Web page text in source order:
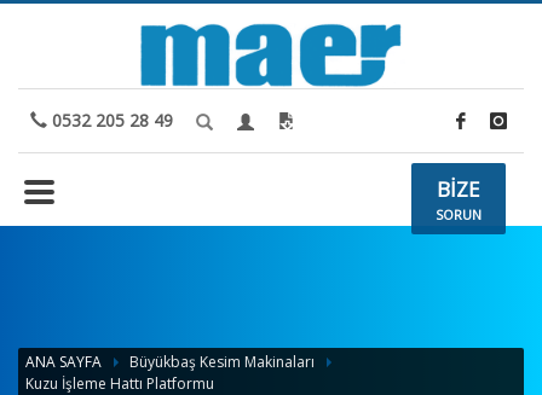
0532 205 28 49
BİZE
SORUN
ANA SAYFA
Büyükbaş Kesim Makinaları
Kuzu İşleme Hattı Platformu